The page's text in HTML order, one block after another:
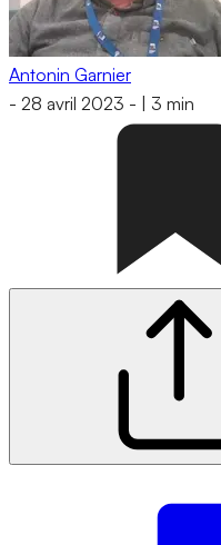
Antonin Garnier
- 28 avril 2023 - 3 min